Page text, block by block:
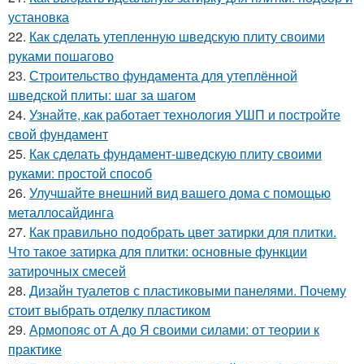
установка
22. Как сделать утепленную шведскую плиту своими
руками пошагово
23. Строительство фундамента для утеплённой
шведской плиты: шаг за шагом
24. Узнайте, как работает технология УШП и постройте
свой фундамент
25. Как сделать фундамент-шведскую плиту своими
руками: простой способ
26. Улучшайте внешний вид вашего дома с помощью
металлосайдинга
27. Как правильно подобрать цвет затирки для плитки.
Что такое затирка для плитки: основные функции
затирочных смесей
28. Дизайн туалетов с пластиковыми панелями. Почему
стоит выбрать отделку пластиком
29. Армопояс от А до Я своими силами: от теории к
практике